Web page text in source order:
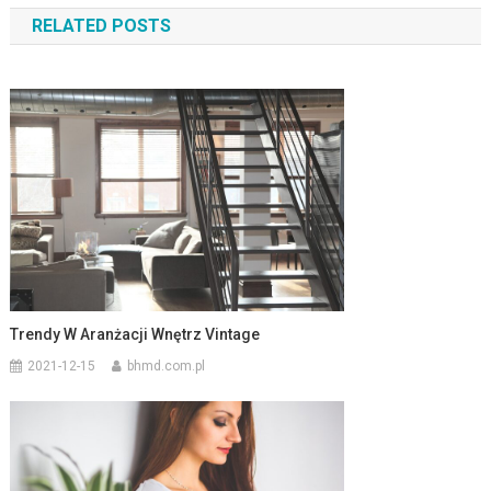
RELATED POSTS
Trendy W Aranżacji Wnętrz Vintage
2021-12-15 bhmd.com.pl